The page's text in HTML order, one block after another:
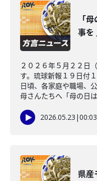
「
事を
２０２６年５月２２日
す。琉球新報１９日付
日頃、各家庭や職場、
母さんたちへ「母の日
2026.05.23 |
県